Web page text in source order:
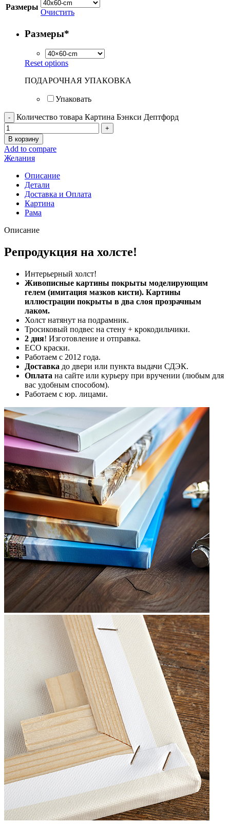
Размеры
Очистить
Размеры*
Reset options
ПОДАРОЧНАЯ УПАКОВКА
Упаковать
Количество товара Картина Бэнкси Дептфорд
В корзину
Add to compare
Желания
Описание
Детали
Доставка и Оплата
Картина
Рама
Описание
Репродукция на холсте!
Интерьерный холст!
Живописные картины покрыты моделирующим
гелем (имитация мазков кисти). Картины
иллюстрации покрыты в два слоя прозрачным
лаком.
Холст натянут на подрамник.
Тросиковый подвес на стену + крокодильчики.
2 дня! Изготовление и отправка.
ECO краски.
Работаем с 2012 года.
Доставка до двери или пункта выдачи СДЭК.
Оплата на сайте или курьеру при вручении (любым для
вас удобным способом).
Работаем с юр. лицами.